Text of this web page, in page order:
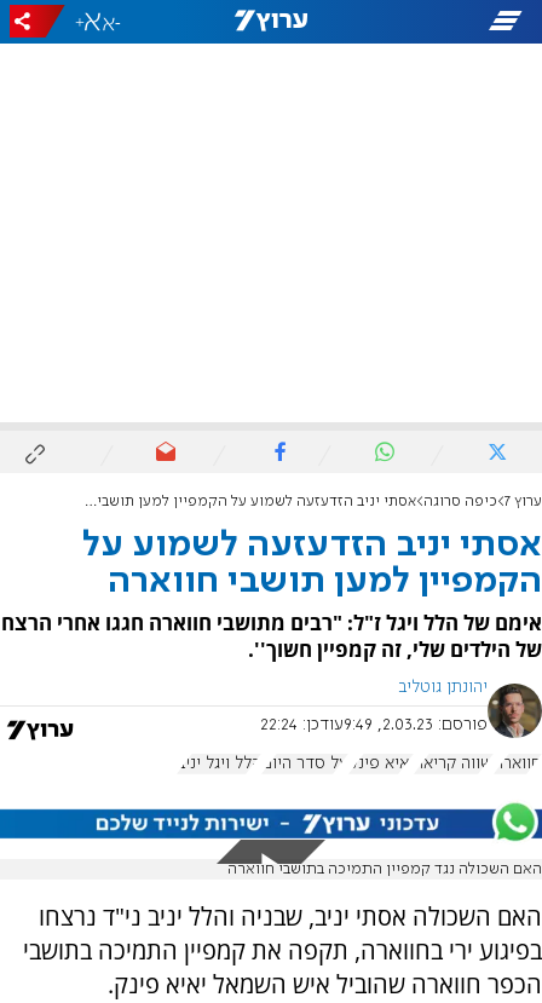
-
+
ערוץ 7 כיפה סרוגה אסתי יניב הזדעזעה לשמוע על הקמפיין למען תושבי חווארה
אסתי יניב הזדעזעה לשמוע על
הקמפיין למען תושבי חווארה
אימם של הלל ויגל ז"ל: "רבים מתושבי חווארה חגגו אחרי הרצח
של הילדים שלי, זה קמפיין חשוך''.
יהונתן גוטליב
פורסם: 2.03.23, 9:49 עודכן: 22:24
חווארה שווה קריאה יאיא פינק על סדר היום הלל ויגל יניב
האם השכולה נגד קמפיין התמיכה בתושבי חווארה
האם השכולה אסתי יניב, שבניה והלל יניב ני"ד נרצחו
בפיגוע ירי בחווארה, תקפה את קמפיין התמיכה בתושבי
הכפר חווארה שהוביל איש השמאל יאיא פינק.